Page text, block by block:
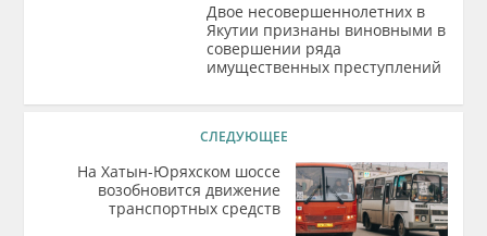
Двое несовершеннолетних в
Якутии признаны виновными в
совершении ряда
имущественных преступлений
СЛЕДУЮЩЕЕ
На Хатын-Юряхском шоссе
возобновится движение
транспортных средств